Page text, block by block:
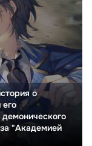
о
"Академией